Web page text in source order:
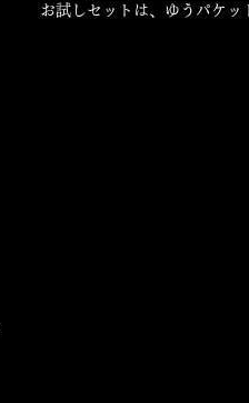
お試しセットは、ゆうパケッ